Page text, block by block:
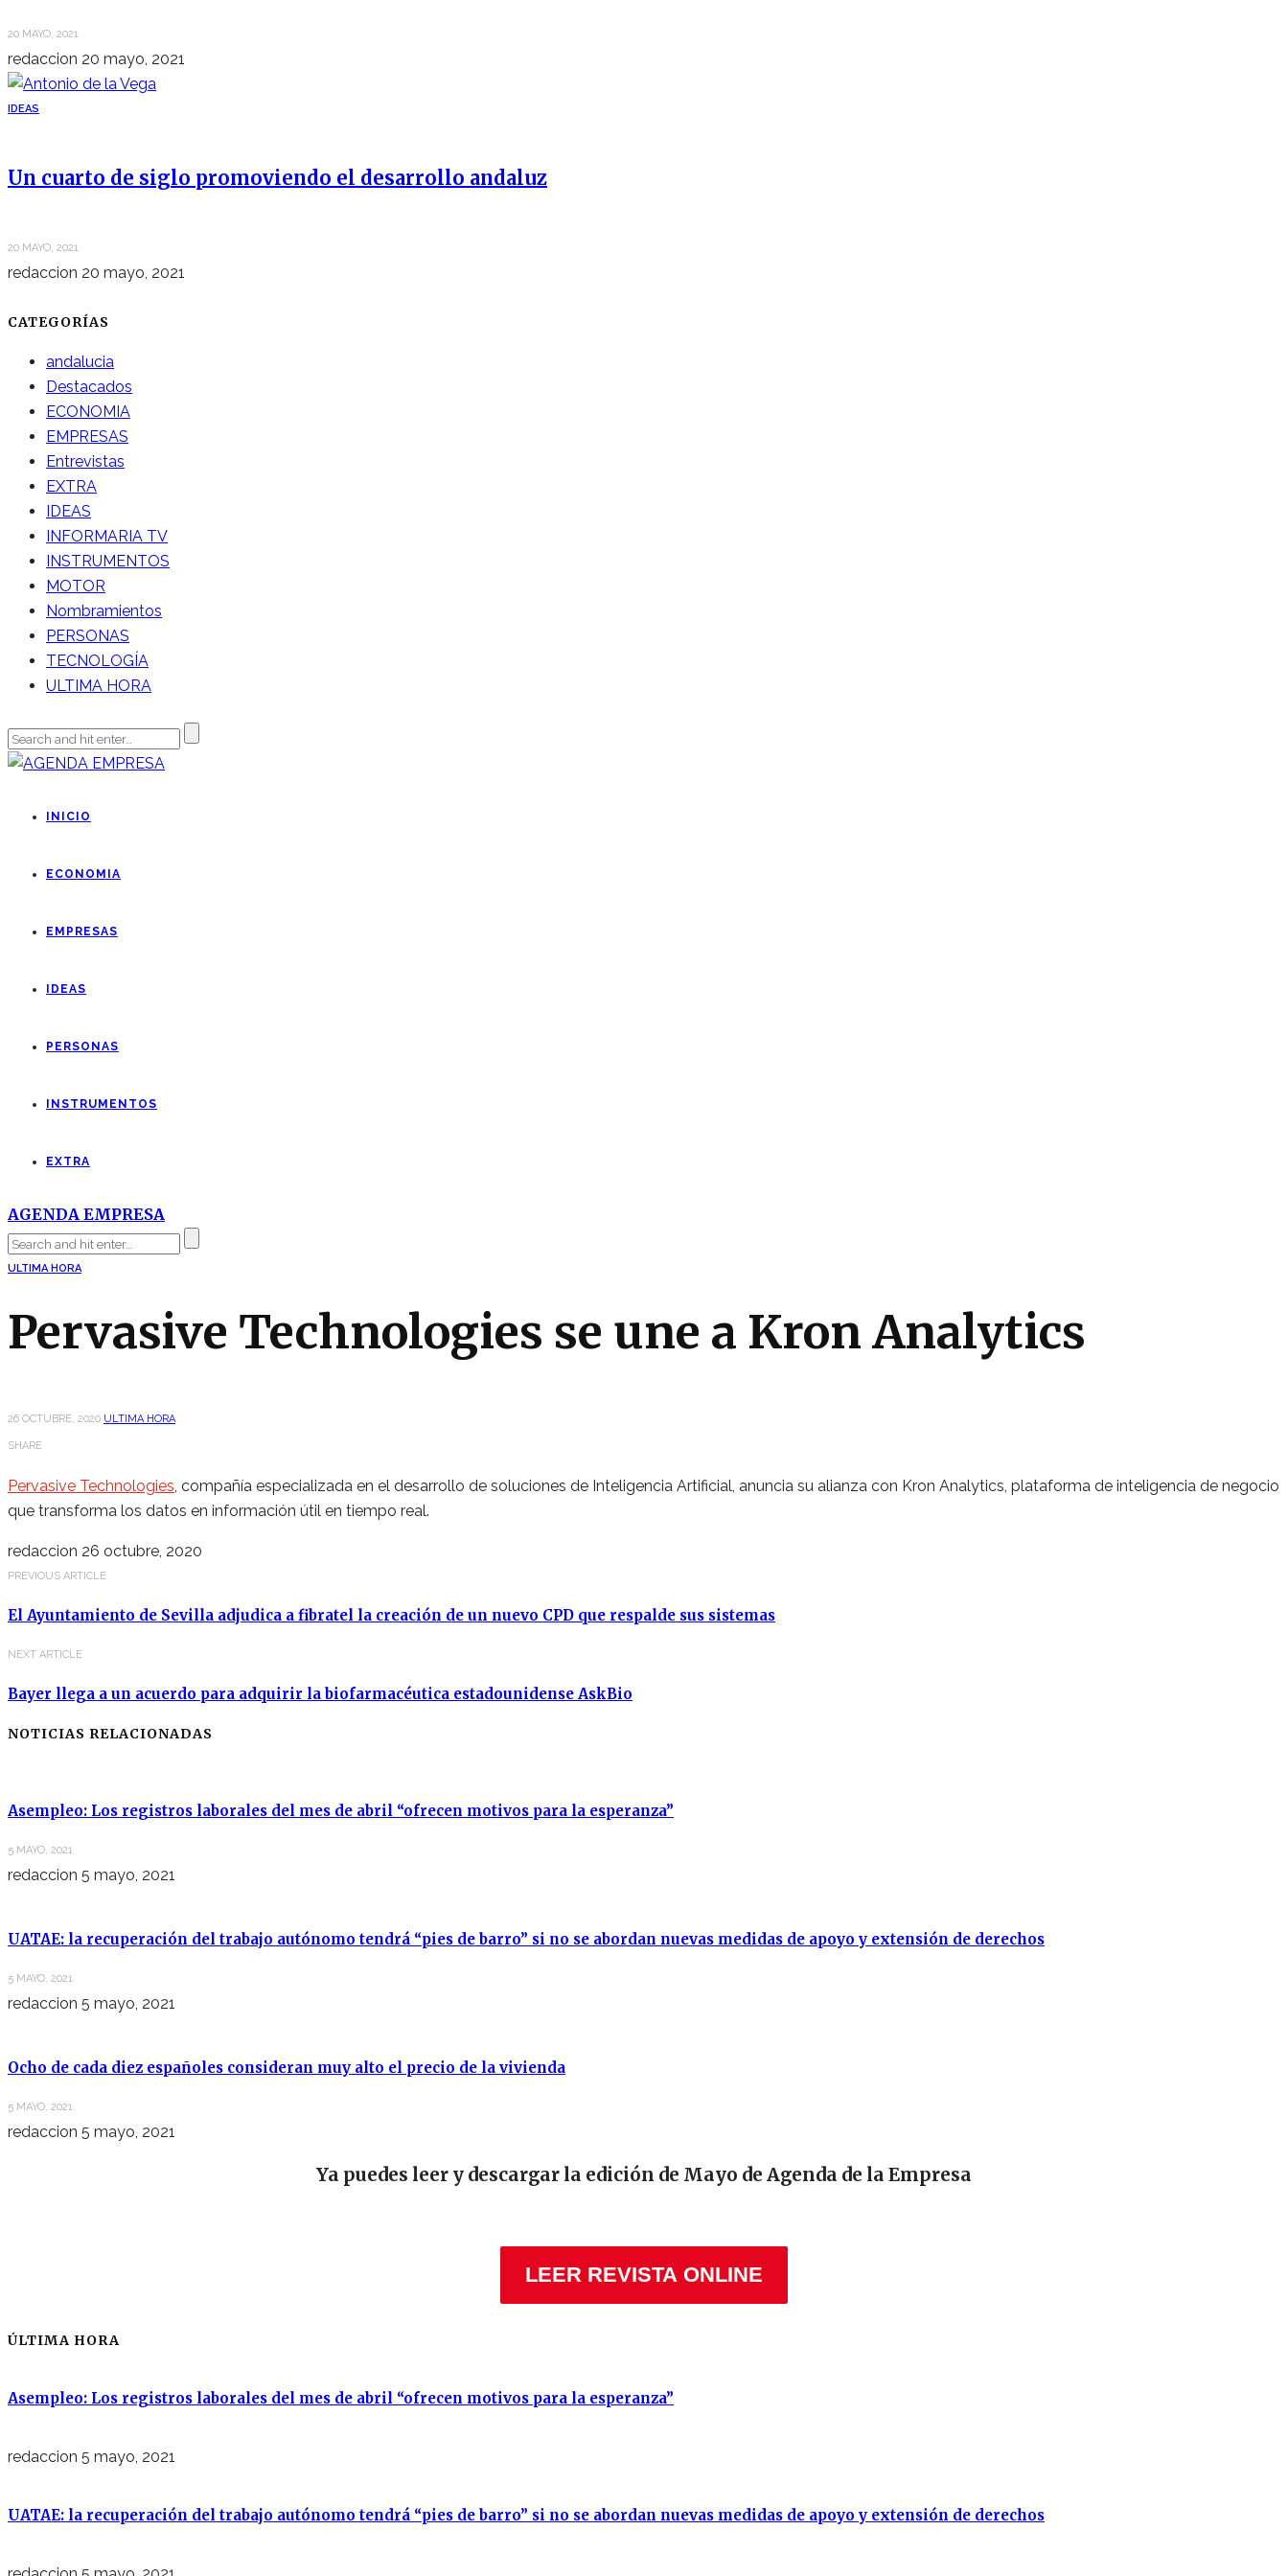
20 MAYO, 2021
redaccion 20 mayo, 2021
IDEAS
Un cuarto de siglo promoviendo el desarrollo andaluz
20 MAYO, 2021
redaccion 20 mayo, 2021
CATEGORÍAS
andalucia
Destacados
ECONOMIA
EMPRESAS
Entrevistas
EXTRA
IDEAS
INFORMARIA TV
INSTRUMENTOS
MOTOR
Nombramientos
PERSONAS
TECNOLOGÍA
ULTIMA HORA
INICIO
ECONOMIA
EMPRESAS
IDEAS
PERSONAS
INSTRUMENTOS
EXTRA
AGENDA EMPRESA
ULTIMA HORA
Pervasive Technologies se une a Kron Analytics
26 OCTUBRE, 2020 ULTIMA HORA
SHARE
Pervasive Technologies, compañía especializada en el desarrollo de soluciones de Inteligencia Artificial, anuncia su alianza con Kron Analytics, plataforma de inteligencia de negocio
que transforma los datos en información útil en tiempo real.
redaccion 26 octubre, 2020
PREVIOUS ARTICLE
El Ayuntamiento de Sevilla adjudica a fibratel la creación de un nuevo CPD que respalde sus sistemas
NEXT ARTICLE
Bayer llega a un acuerdo para adquirir la biofarmacéutica estadounidense AskBio
NOTICIAS RELACIONADAS
Asempleo: Los registros laborales del mes de abril “ofrecen motivos para la esperanza”
5 MAYO, 2021
redaccion 5 mayo, 2021
UATAE: la recuperación del trabajo autónomo tendrá “pies de barro” si no se abordan nuevas medidas de apoyo y extensión de derechos
5 MAYO, 2021
redaccion 5 mayo, 2021
Ocho de cada diez españoles consideran muy alto el precio de la vivienda
5 MAYO, 2021
redaccion 5 mayo, 2021
Ya puedes leer y descargar la edición de Mayo de Agenda de la Empresa
LEER REVISTA ONLINE
ÚLTIMA HORA
Asempleo: Los registros laborales del mes de abril “ofrecen motivos para la esperanza”
redaccion 5 mayo, 2021
UATAE: la recuperación del trabajo autónomo tendrá “pies de barro” si no se abordan nuevas medidas de apoyo y extensión de derechos